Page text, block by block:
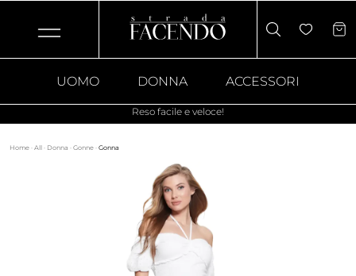
UOMO DONNA ACCESSORI
Reso facile e veloce!
Home · All · Donna · Gonne · Gonna